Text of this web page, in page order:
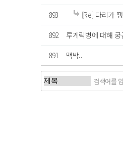
893
[Re] 다리가
892
루게릭병에 대해
891
맥박..